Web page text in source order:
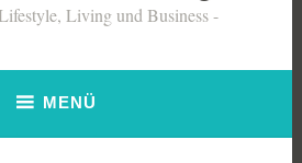
Living und Business
MENÜ